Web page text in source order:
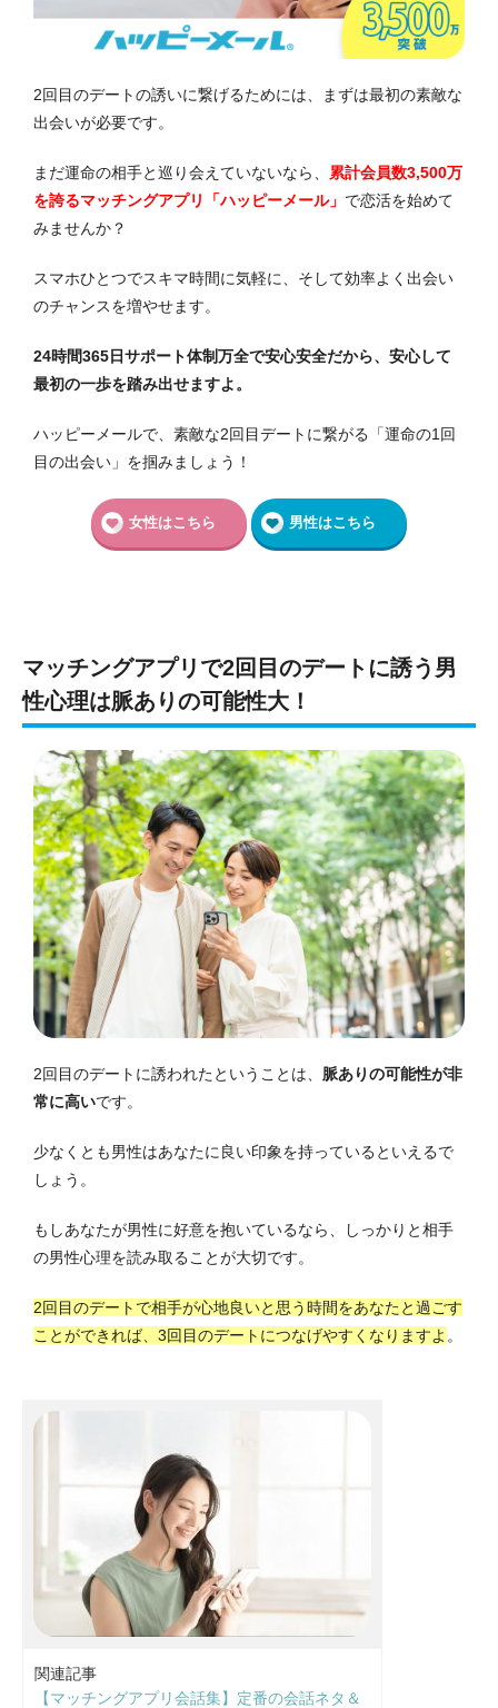
2回目のデートの誘いに繋げるためには、まずは最初の素敵な
出会いが必要です。
まだ運命の相手と巡り会えていないなら、 累計会員数3,500万
を誇るマッチングアプリ「ハッピーメール」 で恋活を始めて
みませんか？
スマホひとつでスキマ時間に気軽に、そして効率よく出会い
のチャンスを増やせます。
24時間365日サポート体制万全で安心安全だから、安心して
最初の一歩を踏み出せますよ。
ハッピーメールで、素敵な2回目デートに繋がる「運命の1回
目の出会い」を掴みましょう！
女性はこちら 男性はこちら
マッチングアプリで2回目のデートに誘う男
性心理は脈ありの可能性大！
2回目のデートに誘われたということは、 脈ありの可能性が非
常に高いです。
少なくとも男性はあなたに良い印象を持っているといえるで
しょう。
もしあなたが男性に好意を抱いているなら、しっかりと相手
の男性心理を読み取ることが大切です。
2回目のデートで相手が心地良いと思う時間をあなたと過ごす
ことができれば、3回目のデートにつなげやすくなりますよ 。
関連記事
【マッチングアプリ会話集】定番の会話ネタ＆